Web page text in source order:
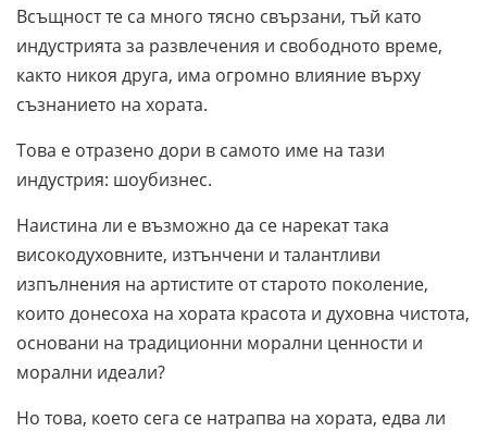
Всъщност те са много тясно свързани, тъй като
индустрията за развлечения и свободното време,
както никоя друга, има огромно влияние върху
съзнанието на хората.
Това е отразено дори в самото име на тази
индустрия: шоубизнес.
Наистина ли е възможно да се нарекат така
високодуховните, изтънчени и талантливи
изпълнения на артистите от старото поколение,
които донесоха на хората красота и духовна чистота,
основани на традиционни морални ценности и
морални идеали?
Но това, което сега се натрапва на хората, едва ли